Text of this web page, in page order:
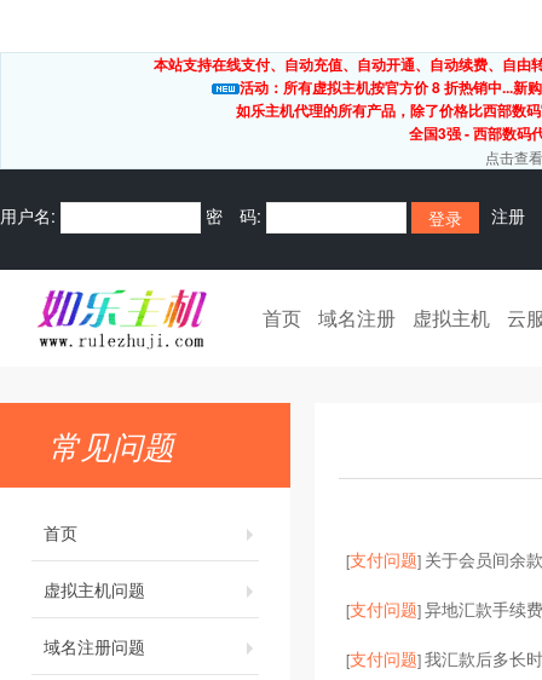
本站支持在线支付、自动充值、自动开通、自动续费、自
活动：所有虚拟主机按官方价 8 折热销中...新
如乐主机代理的所有产品，除了价格比西部数
全国3强 - 西部数
点击查
用户名: 密 码: 注册
首页 域名注册 虚拟主机 云
常见问题
首页
虚拟主机问题
域名注册问题
[支付问题] 关于会员间余
[支付问题]异地汇款手续
[支付问题]我汇款后多长